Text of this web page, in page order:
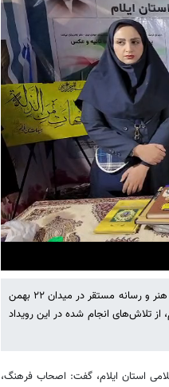
مدیرکل فرهنگ و ارشاد اسلامی استان ایلام در حاشیه فعالیت قرارگاه فرهنگ، هنر و رسانه مستقر در میدان ۲۲ بهمن
از تلاش‌های انجام شده در این رویداد
استان ایلام، گفت: اصحاب فرهنگ،